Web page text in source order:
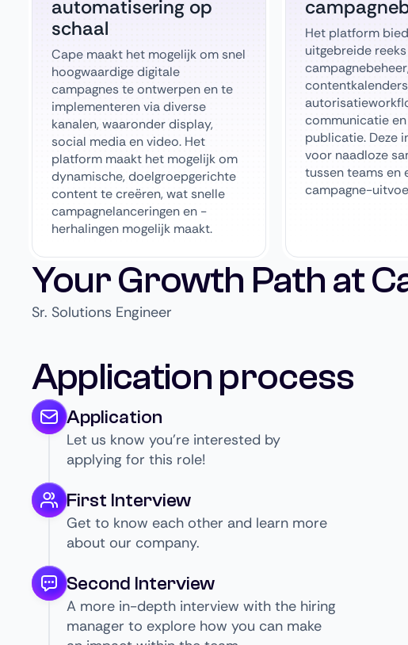
automatisering op
schaal
Cape maakt het mogelijk om snel
hoogwaardige digitale
campagnes te ontwerpen en te
implementeren via diverse
kanalen, waaronder display,
social media en video. Het
platform maakt het mogelijk om
dynamische, doelgroepgerichte
content te creëren, wat snelle
campagnelanceringen en -
herhalingen mogelijk maakt.
Het platform
uitgebreide
communicatie
publicatie. Deze
voor naadloze
tussen teams en
campagne-
Your Growth Path at
Sr. Solutions Engineer
Application process
Application
Let us know you’re interested by
applying for this role!
First Interview
Get to know each other and learn more
about our company.
Second Interview
A more in-depth interview with the hiring
manager to explore how you can make